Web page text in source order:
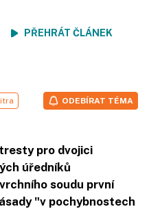
PŘEHRÁT ČLÁNEK
ODEBÍRAT TÉMA
pro dvojici
úředníků
soudu první
"v pochybnostech